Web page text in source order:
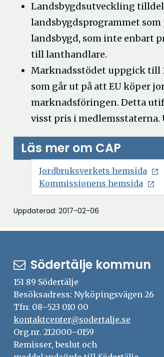
Landsbygdsutveckling
landsbygdsprogrammet som
landsbygd, som inte enbart
till lanthandlare.
Marknadsstödet uppgick till
som går ut på att EU köper
marknadsföringen. Detta
visst pris i
Läs mer om CAP
Jordbruksverkets hemsida
i
nytt
Kommissionens hemsida
Uppdaterad: 2017-02-06
Södertälje kommun
151 89 Södertälje
Besöksadress: Nyköpingsvägen 26
Tfn: 08–523 010 00
kontaktcenter@sodertalje.se
Org.nr. 212000–0159
Remisser, beslut och